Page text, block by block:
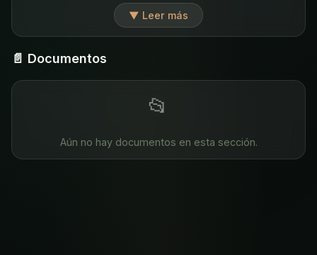
▼ Leer más
📄 Documentos
📂
Aún no hay documentos en esta sección.